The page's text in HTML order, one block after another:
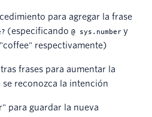
para agregar la frase
(especificando @ sys.number y
respectivamente)
frases para aumentar la
reconozca la intención
para guardar la nueva